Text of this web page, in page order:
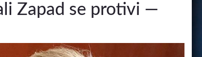
Zapad se protivi —